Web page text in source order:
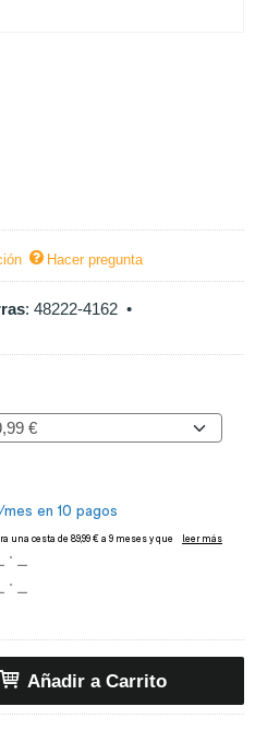
Hacer pregunta
: 48222-4162 •
Añadir a Carrito